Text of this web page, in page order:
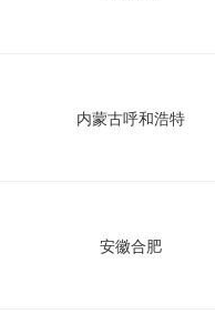
内蒙古呼和浩特
安徽合肥